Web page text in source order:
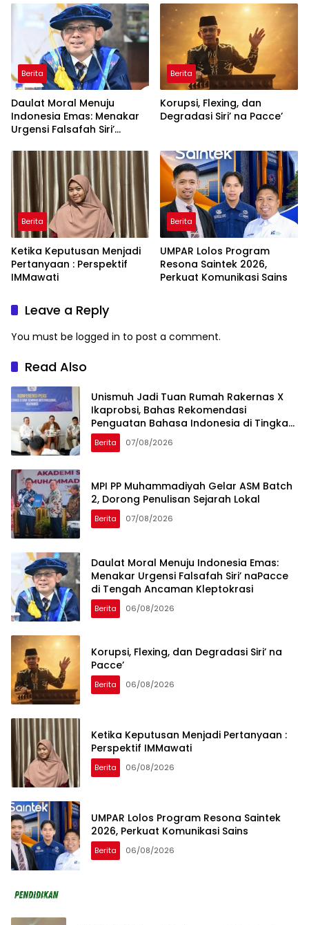
Indonesia di Tingkat
Global
Berita
Daulat Moral Menuju
Indonesia Emas: Menakar
Urgensi Falsafah Siri’
Ancaman Kleptokrasi
Berita
Korupsi, Flexing, dan
Degradasi Siri’ na Pacce’
Berita
Ketika Keputusan Menjadi
Pertanyaan : Perspektif
IMMawati
Berita
UMPAR Lolos Program
Resona Saintek 2026,
Perkuat Komunikasi Sains
Leave a Reply
You must be logged in to post a comment.
Read Also
Unismuh Jadi Tuan Rumah Rakernas X
Ikaprobsi, Bahas Rekomendasi
Penguatan Bahasa Indonesia di Tingkat
Global
Berita 07/08/2026
MPI PP Muhammadiyah Gelar ASM Batch
2, Dorong Penulisan Sejarah Lokal
Berita 07/08/2026
Daulat Moral Menuju Indonesia Emas:
Menakar Urgensi Falsafah Siri’ naPacce
di Tengah Ancaman Kleptokrasi
Berita 06/08/2026
Korupsi, Flexing, dan Degradasi Siri’ na
Pacce’
Berita 06/08/2026
Ketika Keputusan Menjadi Pertanyaan :
Perspektif IMMawati
Berita 06/08/2026
UMPAR Lolos Program Resona Saintek
2026, Perkuat Komunikasi Sains
Berita 06/08/2026